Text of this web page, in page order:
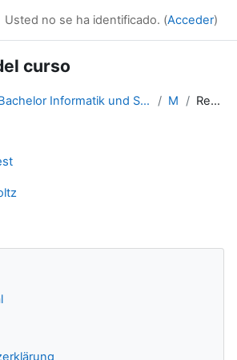
Usted no se ha identificado. (Acceder)
curso
Bachelor Informatik und Systems-Engineering MTT Resumen